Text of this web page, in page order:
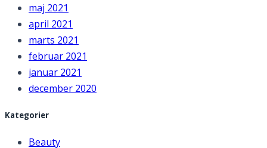
maj 2021
april 2021
marts 2021
februar 2021
januar 2021
december 2020
Kategorier
Beauty